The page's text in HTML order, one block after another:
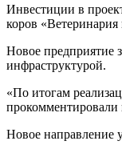
Инвестиции в
коров
Новое предприятие
инфраструктурой.
«По итогам
прокомментировали
Новое направление